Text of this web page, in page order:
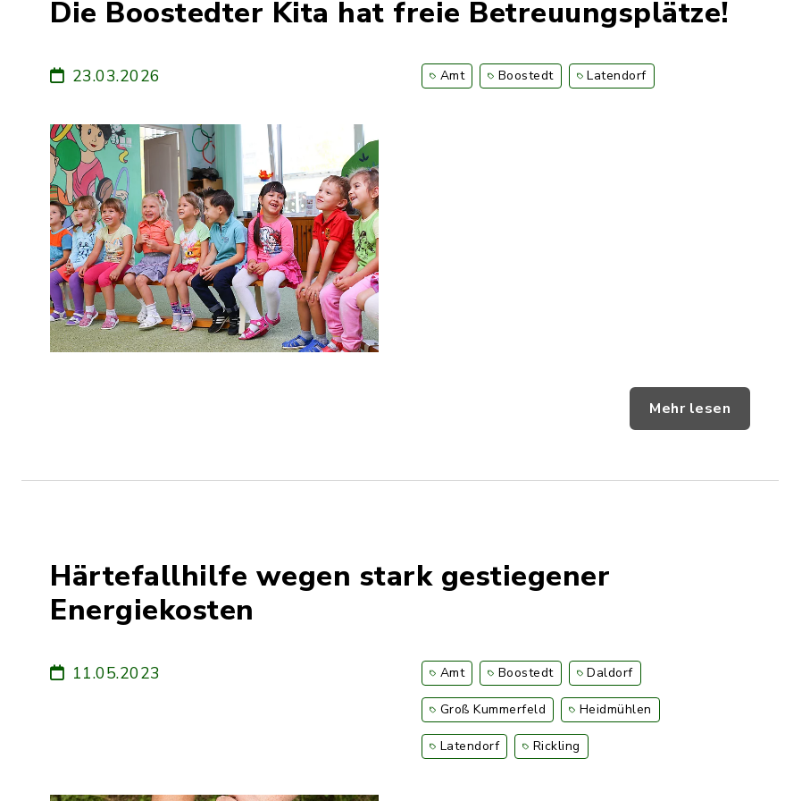
Die Boostedter Kita hat freie Betreuungsplätze!
23.03.2026 Amt Boostedt Latendorf
Mehr lesen
Härtefallhilfe wegen stark gestiegener
Energiekosten
11.05.2023 Amt Boostedt Daldorf
Groß Kummerfeld Heidmühlen
Latendorf Rickling